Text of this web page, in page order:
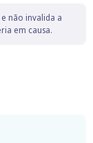
não invalida a
em causa.